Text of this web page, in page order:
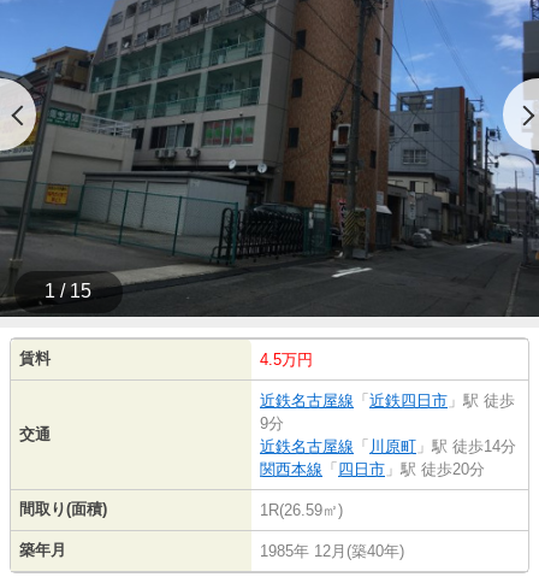
1 / 15
賃料 4.5万円
交通
近鉄名古屋線 「 近鉄四日市 」駅 徒歩
9分
近鉄名古屋線 「 川原町 」駅 徒歩14分
関西本線 「 四日市 」駅 徒歩20分
間取り(面積) 1R(26.59㎡)
築年月 1985年 12月(築40年)